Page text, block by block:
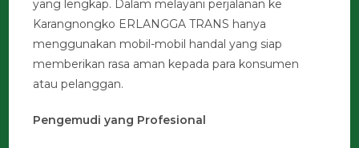
yang lengkap. Dalam melayani perjalanan ke
Karangnongko ERLANGGA TRANS hanya
menggunakan mobil-mobil handal yang siap
memberikan rasa aman kepada para konsumen
atau pelanggan.
Pengemudi yang Profesional